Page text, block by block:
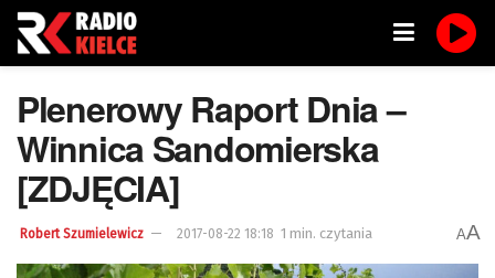
Plenerowy Raport Dnia –
Winnica Sandomierska
[ZDJĘCIA]
Robert Szumielewicz 2017-08-22 18:18 1 min. czytania AA